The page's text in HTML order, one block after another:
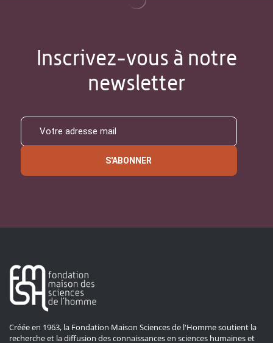
Inscrivez-vous à notre
newsletter
S'ABONNER
Créée en 1963, la Fondation Maison Sciences de l'Homme soutient la
recherche et la diffusion des connaissances en sciences humaines et